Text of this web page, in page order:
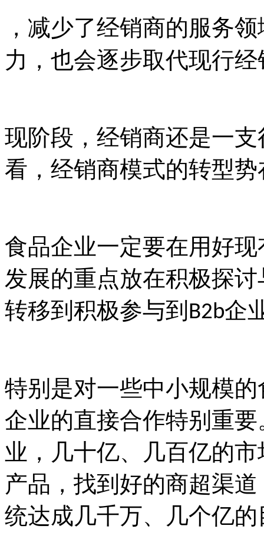
，减少了经销商的服务
力，也会逐步取代现行
现阶段，经销商还是一
看，经销商模式的转型
食品企业一定要在用好
发展的重点放在积极探
转移到积极参与到 B2b企
特别是对一些中小规模
企业的直接合作特别重
业，几十亿、几百亿的
产品，找到好的商超渠
统达成几千万、几个亿